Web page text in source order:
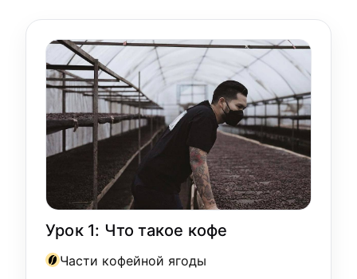
Урок 1: Что такое кофе
Части кофейной ягоды